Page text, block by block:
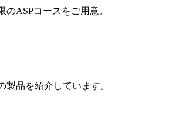
ASPコースをご用意。
品を紹介しています。